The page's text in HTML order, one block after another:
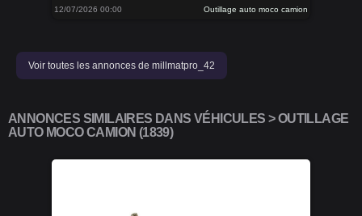
12/07/2026 00:00 Outillage auto moco camion
Voir toutes les annonces de millmatpro_42
ANNONCES SIMILAIRES DANS VÉHICULES > OUTILLAGE
AUTO MOCO CAMION (1839)